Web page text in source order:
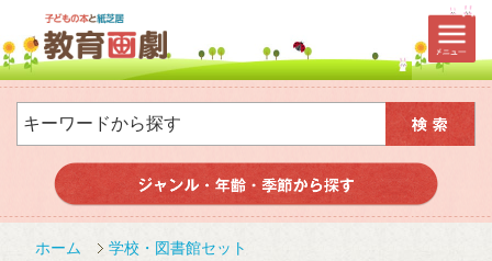
ホーム
学校・図書館セット